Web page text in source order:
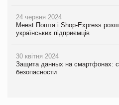
24 червня 2024
Meest Пошта і Shop-Express
українських підприємців
30 квітня 2024
Защита данных на смартфонах:
безопасности